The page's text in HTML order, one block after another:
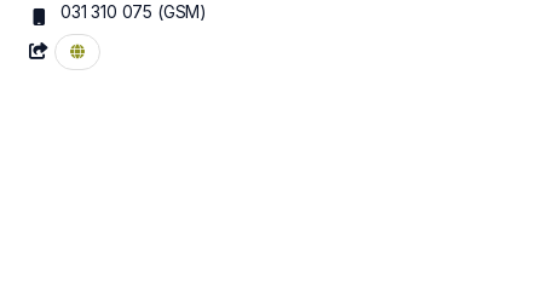
031 310 075 (GSM)